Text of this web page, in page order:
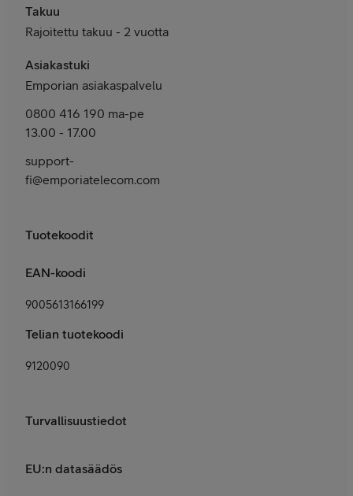
Takuu
Rajoitettu takuu - 2 vuotta
Asiakastuki
Emporian asiakaspalvelu
0800 416 190 ma-pe
13.00 - 17.00
support-
fi@emporiatelecom.com
Tuotekoodit
EAN-koodi
9005613166199
Telian tuotekoodi
9120090
Turvallisuustiedot
EU:n datasäädös